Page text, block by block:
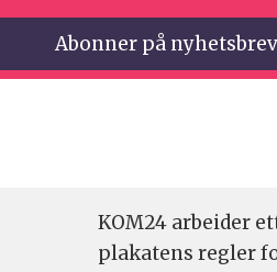
KOM24 arbeider
plakatens regler